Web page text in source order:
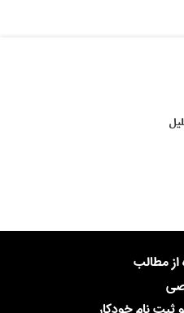
از مطالب